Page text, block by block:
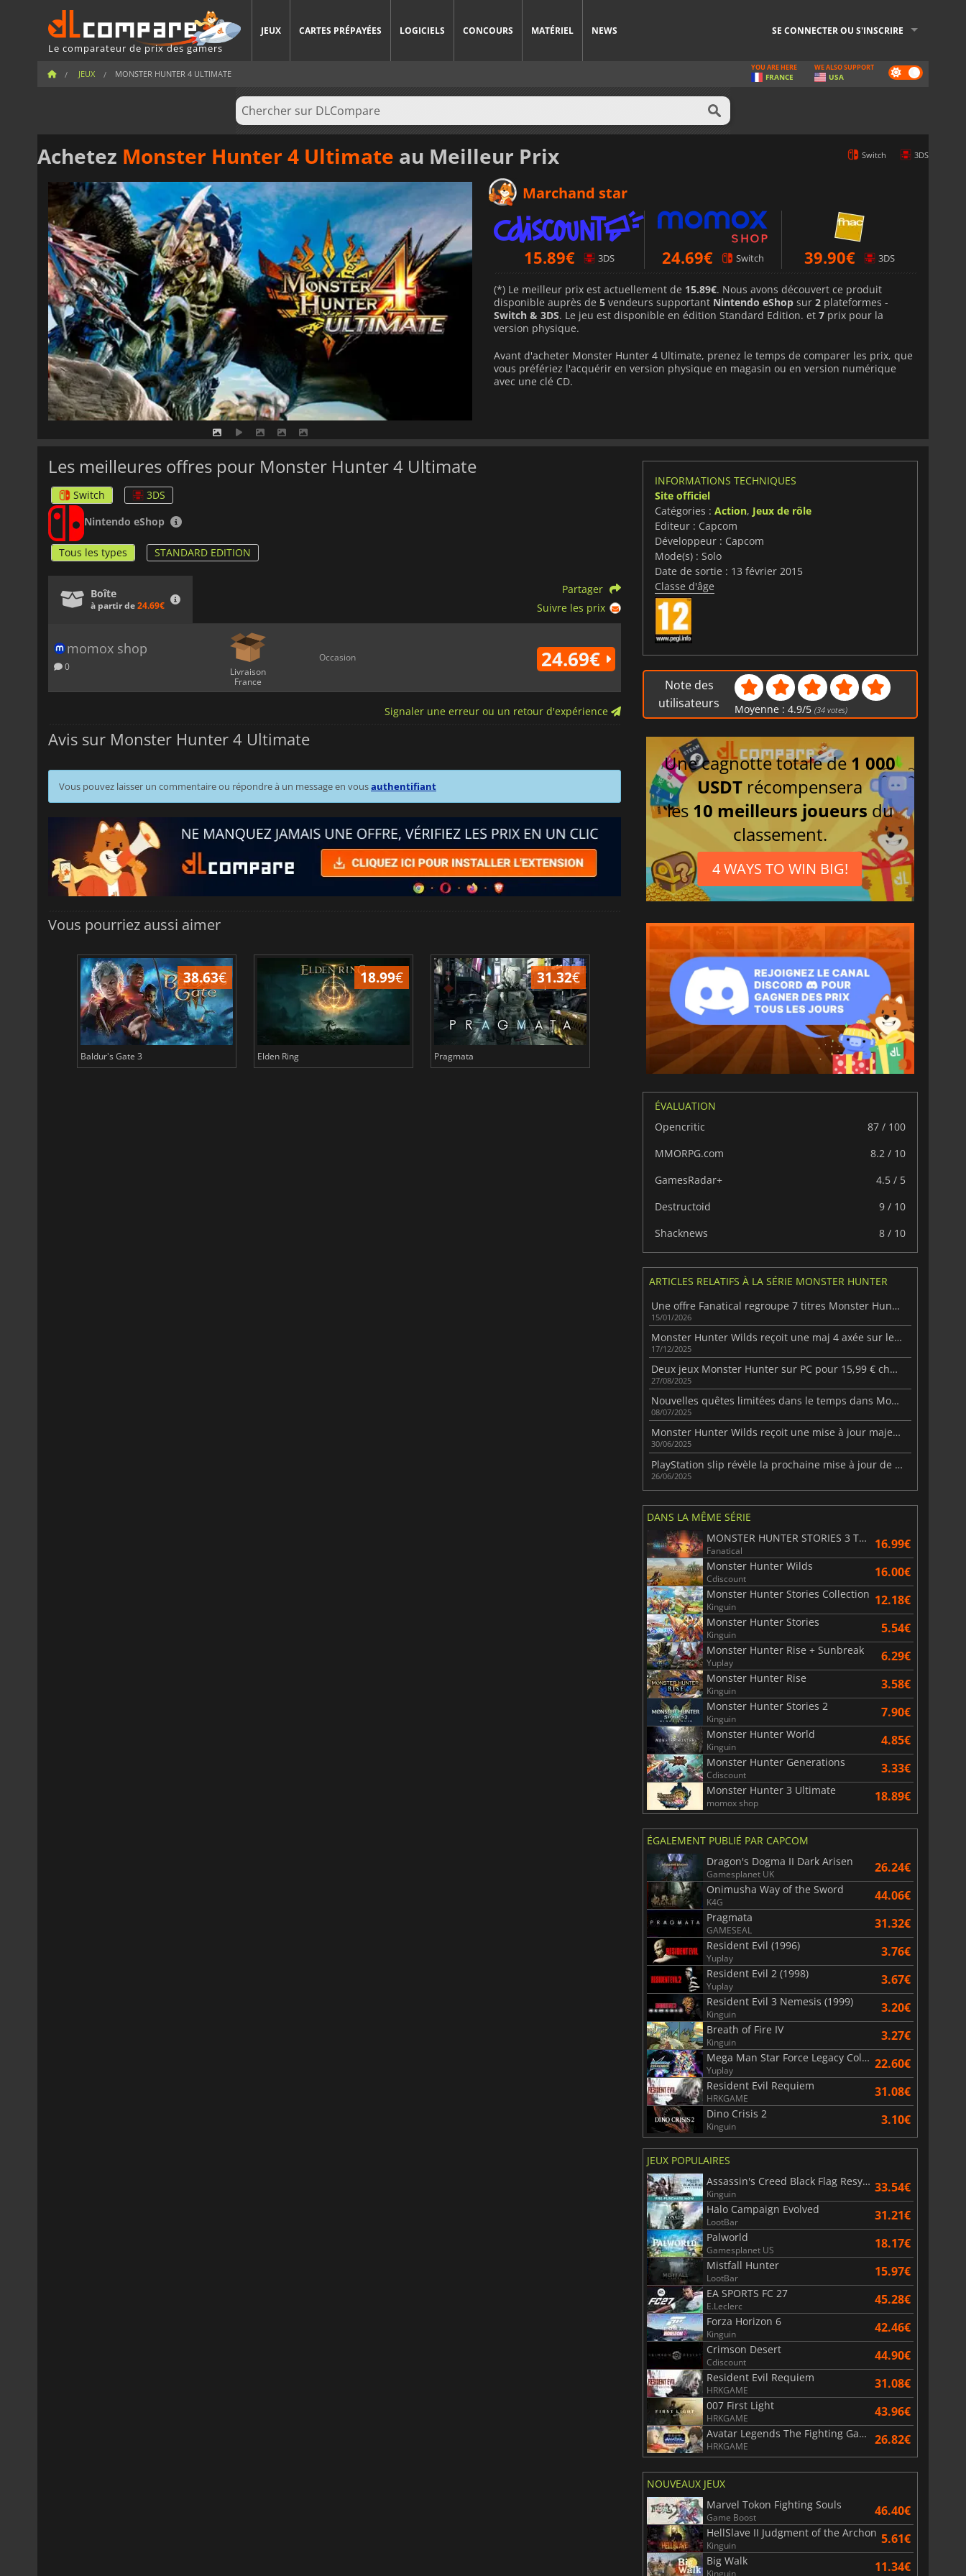
Le comparateur de prix des gamers
JEUX CARTES PRÉPAYÉES LOGICIELS CONCOURS MATÉRIEL NEWS SE CONNECTER OU S'INSCRIRE
JEUX MONSTER HUNTER 4 ULTIMATE Dark
mode
YOU ARE HERE
FRANCE
WE ALSO SUPPORT
USA
Achetez Monster Hunter 4 Ultimate au Meilleur Prix Switch 3DS
Marchand star
15.89€ 3DS 24.69€ Switch 39.90€ 3DS
(*) Le meilleur prix est actuellement de 15.89€. Nous avons découvert ce produit
disponible auprès de 5 vendeurs supportant Nintendo eShop sur 2 plateformes -
Switch & 3DS. Le jeu est disponible en édition Standard Edition. et 7 prix pour la
version physique.
Avant d'acheter Monster Hunter 4 Ultimate, prenez le temps de comparer les prix, que
vous préfériez l'acquérir en version physique en magasin ou en version numérique
avec une clé CD.
Les meilleures offres pour Monster Hunter 4 Ultimate
Switch
3DS
Nintendo eShop
Tous les types STANDARD EDITION
Boîte
à partir de24.69€
Partager
Suivre les prix
momox shop
0
Livraison
France
Occasion 24.69€
Signaler une erreur ou un retour d'expérience
Avis sur Monster Hunter 4 Ultimate
Vous pouvez laisser un commentaire ou répondre à un message en vousauthentifiant
Vous pourriez aussi aimer
38.63€
Baldur's Gate 3
18.99€
Elden Ring
31.32€
Pragmata
6.75 €
Total War WARHAMMER 3
15.48
Lies Of P
INFORMATIONS TECHNIQUES
Site officiel
Catégories : Action, Jeux de rôle
Editeur : Capcom
Développeur : Capcom
Mode(s) : Solo
Date de sortie : 13 février 2015
Classe d'âge
Note des
utilisateurs
Moyenne :4.9/5 (34 votes)
Une cagnotte totale de 1 000
USDT récompensera
les 10 meilleurs joueurs du
classement.
4 WAYS TO WIN BIG!
ÉVALUATION
Opencritic
87 / 100
MMORPG.com
8.2 / 10
GamesRadar+
4.5 / 5
Destructoid
9 / 10
Shacknews
8 / 10
ARTICLES RELATIFS À LA SÉRIE MONSTER HUNTER
Une offre Fanatical regroupe 7 titres Monster Hunter à petit prix
15/01/2026
Monster Hunter Wilds reçoit une maj 4 axée sur les performances
17/12/2025
Deux jeux Monster Hunter sur PC pour 15,99 € chez Fanatical
27/08/2025
Nouvelles quêtes limitées dans le temps dans Monster Hunter Wilds
08/07/2025
Monster Hunter Wilds reçoit une mise à jour majeure avec de nouveaux monstres et de nouvelles fonctionnalités
30/06/2025
PlayStation slip révèle la prochaine mise à jour de Monster Hunter Wilds
26/06/2025
DANS LA MÊME SÉRIE
MONSTER HUNTER STORIES 3 TWISTED REFLECTION
Fanatical 16.99€
Monster Hunter Wilds
Cdiscount 16.00€
Monster Hunter Stories Collection
Kinguin 12.18€
Monster Hunter Stories
Kinguin 5.54€
Monster Hunter Rise + Sunbreak
Yuplay 6.29€
Monster Hunter Rise
Kinguin 3.58€
Monster Hunter Stories 2
Kinguin 7.90€
Monster Hunter World
Kinguin 4.85€
Monster Hunter Generations
Cdiscount 3.33€
Monster Hunter 3 Ultimate
momox shop 18.89€
ÉGALEMENT PUBLIÉ PAR CAPCOM
Dragon's Dogma II Dark Arisen
Gamesplanet UK 26.24€
Onimusha Way of the Sword
K4G 44.06€
Pragmata
GAMESEAL 31.32€
Resident Evil (1996)
Yuplay 3.76€
Resident Evil 2 (1998)
Yuplay 3.67€
Resident Evil 3 Nemesis (1999)
Kinguin 3.20€
Breath of Fire IV
Kinguin 3.27€
Mega Man Star Force Legacy Collection
Yuplay 22.60€
Resident Evil Requiem
HRKGAME 31.08€
Dino Crisis 2
Kinguin 3.10€
JEUX POPULAIRES
Assassin's Creed Black Flag Resynced
Kinguin 33.54€
Halo Campaign Evolved
LootBar 31.21€
Palworld
Gamesplanet US 18.17€
Mistfall Hunter
LootBar 15.97€
EA SPORTS FC 27
E.Leclerc 45.28€
Forza Horizon 6
Kinguin 42.46€
Crimson Desert
Cdiscount 44.90€
Resident Evil Requiem
HRKGAME 31.08€
007 First Light
HRKGAME 43.96€
Avatar Legends The Fighting Game
HRKGAME 26.82€
NOUVEAUX JEUX
Marvel Tokon Fighting Souls
Game Boost 46.40€
HellSlave II Judgment of the Archon
Kinguin 5.61€
Big Walk
Kinguin 11.34€